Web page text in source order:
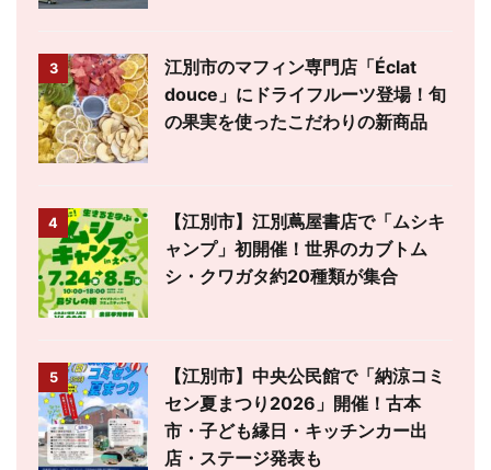
3
江別市のマフィン専門店「Éclat
douce」にドライフルーツ登場！旬
の果実を使ったこだわりの新商品
4
【江別市】江別蔦屋書店で「ムシキ
ャンプ」初開催！世界のカブトム
シ・クワガタ約20種類が集合
5
【江別市】中央公民館で「納涼コミ
セン夏まつり2026」開催！古本
市・子ども縁日・キッチンカー出
店・ステージ発表も